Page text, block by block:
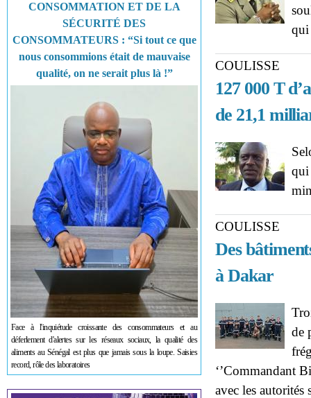
CONSOMMATION ET DE LA
SÉCURITÉ DES
CONSOMMATEURS : “Si tout ce que
nous consommions était de mauvaise
qualité, on ne serait plus là !”
Face à l'inquiétude croissante des consommateurs et au
déferlement d'alertes sur les réseaux sociaux, la qualité des
aliments au Sénégal est plus que jamais sous la loupe. Saisies
record, rôle des laboratoires
qui
COULISSE
127 000 T
de 21,1
qui
COULISSE
Des
à Dakar
de
‘’Commandant
avec les autorités